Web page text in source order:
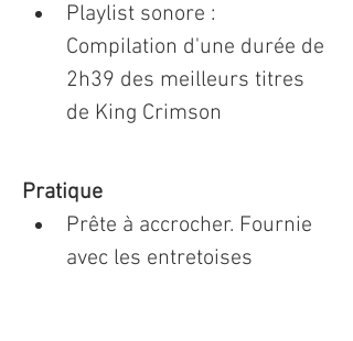
Playlist sonore :
Compilation d'une durée de
2h39 des meilleurs titres
de King Crimson
Pratique
Prête à accrocher. Fournie
avec les entretoises